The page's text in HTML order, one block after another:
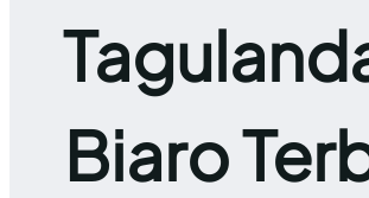
Biaro